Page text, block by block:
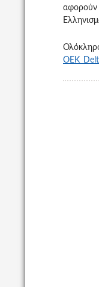
αφορούν